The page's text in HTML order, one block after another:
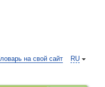
RU
на свой сайт